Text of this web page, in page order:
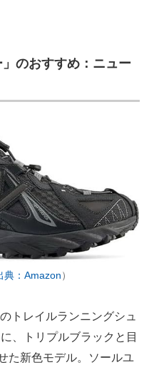
」のおすすめ：ニュー
典：Amazon）
トレイルランニングシュ
、トリプルブラックと目
た新色モデル。ソールユ